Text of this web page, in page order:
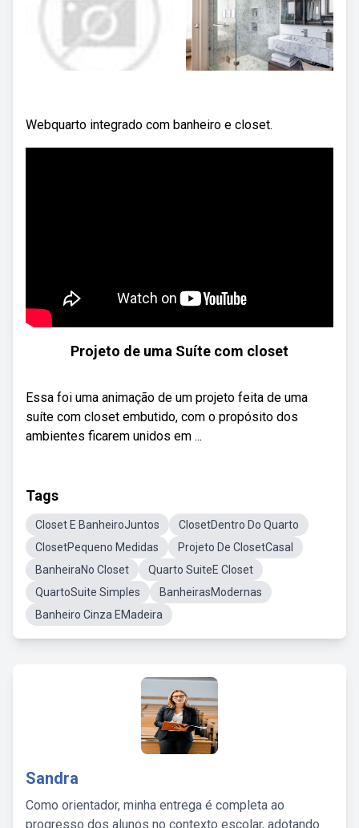
Webquarto integrado com banheiro e closet.
Projeto de uma Suíte com closet
Essa foi uma animação de um projeto feita de uma
suíte com closet embutido, com o propósito dos
ambientes ficarem unidos em ...
Tags
Closet E BanheiroJuntos
ClosetDentro Do Quarto
ClosetPequeno Medidas
Projeto De ClosetCasal
BanheiraNo Closet
Quarto SuiteE Closet
QuartoSuite Simples
BanheirasModernas
Banheiro Cinza EMadeira
Sandra
Como orientador, minha entrega é completa ao
progresso dos alunos no contexto escolar, adotando